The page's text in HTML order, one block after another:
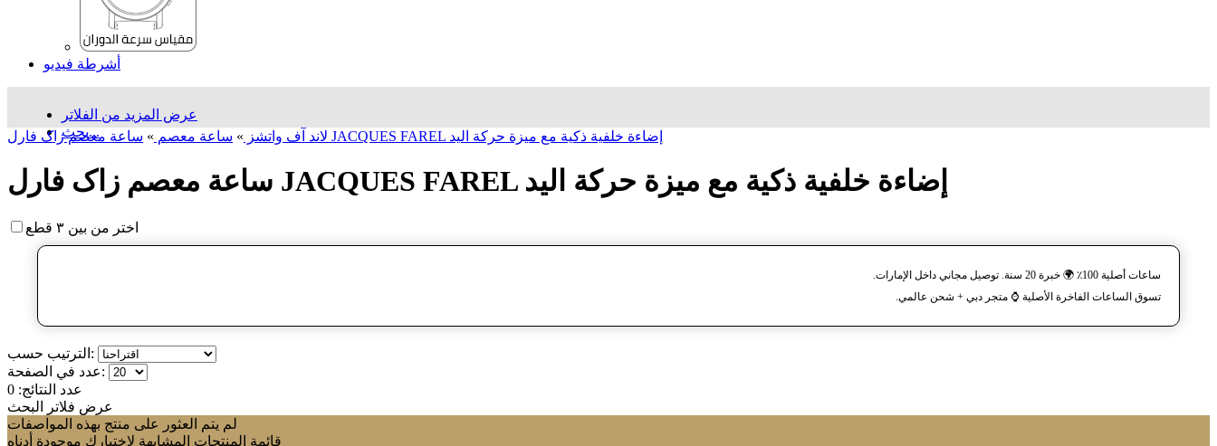
أشرطة فيديو
عرض المزيد من الفلاتر
بحث...
لاند آف واتشز » ساعة معصم » ساعة معصم زاک فارل JACQUES FAREL إضاءة خلفية ذكية مع ميزة حرکة اليد
ساعة معصم زاک فارل JACQUES FAREL إضاءة خلفية ذكية مع ميزة حرکة اليد
اختر من بين ٣ قطع
ساعات أصلية 100٪ 🌍 خبرة 20 سنة. توصيل مجاني داخل الإمارات.
تسوق الساعات الفاخرة الأصلية ⌚️ متجر دبي + شحن عالمي.
الترتيب حسب:
عدد في الصفحة:
عدد النتائج: 0
عرض فلاتر البحث
لم يتم العثور على منتج بهذه المواصفات
قائمة المنتجات المشابهة لاختيارك موجودة أدناه